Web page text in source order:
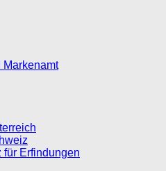
Markenamt
für Erfindungen